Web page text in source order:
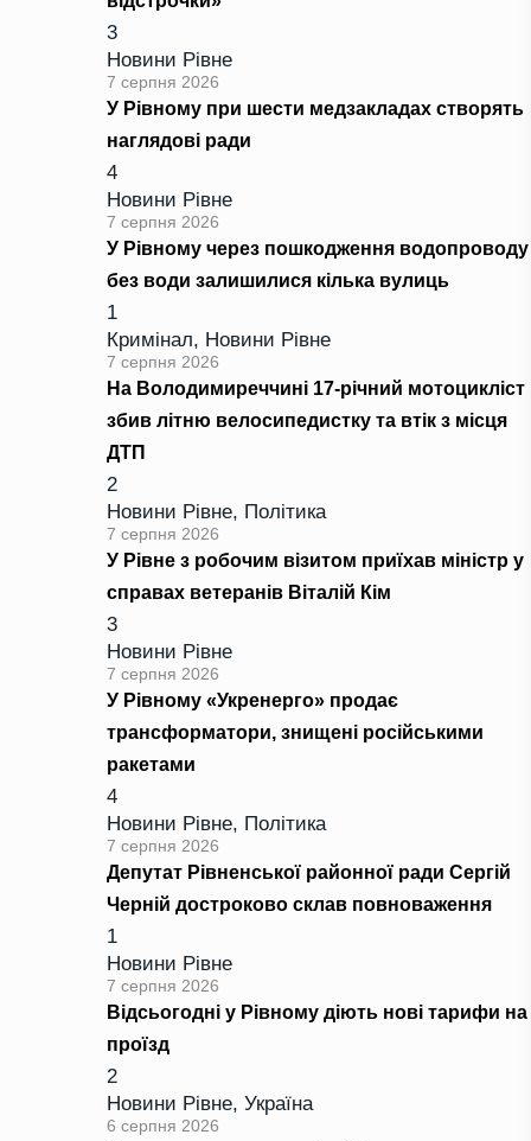
3
Новини Рівне
7 серпня 2026
У Рівному при шести медзакладах створять
наглядові ради
4
Новини Рівне
7 серпня 2026
У Рівному через пошкодження водопроводу
без води залишилися кілька вулиць
1
Кримінал, Новини Рівне
7 серпня 2026
На Володимиреччині 17-річний мотоцикліст
збив літню велосипедистку та втік з місця
ДТП
2
Новини Рівне, Політика
7 серпня 2026
У Рівне з робочим візитом приїхав міністр у
справах ветеранів Віталій Кім
3
Новини Рівне
7 серпня 2026
У Рівному «Укренерго» продає
трансформатори, знищені російськими
ракетами
4
Новини Рівне, Політика
7 серпня 2026
Депутат Рівненської районної ради Сергій
Черній достроково склав повноваження
1
Новини Рівне
7 серпня 2026
Відсьогодні у Рівному діють нові тарифи на
проїзд
2
Новини Рівне, Україна
6 серпня 2026